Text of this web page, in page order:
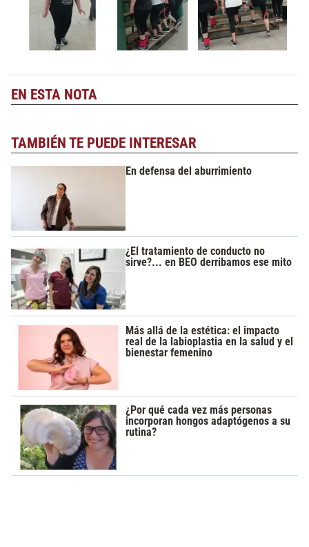
EN ESTA NOTA
TAMBIÉN TE PUEDE INTERESAR
En defensa del aburrimiento
¿El tratamiento de conducto no
sirve?... en BEO derribamos ese mito
Más allá de la estética: el impacto
real de la labioplastia en la salud y el
bienestar femenino
¿Por qué cada vez más personas
incorporan hongos adaptógenos a su
rutina?